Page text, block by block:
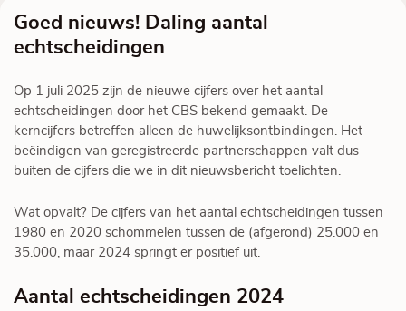
Goed nieuws! Daling aantal
echtscheidingen
Op 1 juli 2025 zijn de nieuwe cijfers over het aantal
echtscheidingen door het CBS bekend gemaakt. De
kerncijfers betreffen alleen de huwelijksontbindingen. Het
beëindigen van geregistreerde partnerschappen valt dus
buiten de cijfers die we in dit nieuwsbericht toelichten.
Wat opvalt? De cijfers van het aantal echtscheidingen tussen
1980 en 2020 schommelen tussen de (afgerond) 25.000 en
35.000, maar 2024 springt er positief uit.
Aantal echtscheidingen 2024